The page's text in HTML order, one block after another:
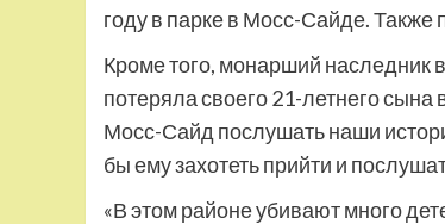
году в парке в Мосс-Сайде.
Кроме того, монарший наследник
потеряла своего 21-летнего сына
Мосс-Сайд послушать наши
бы ему захотеть прийти и
«В этом районе убивают много